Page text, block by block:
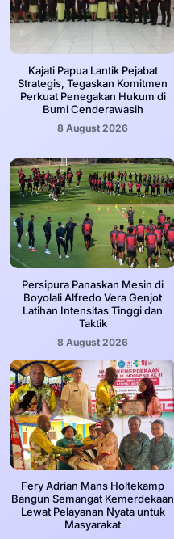
Kajati Papua Lantik Pejabat
Strategis, Tegaskan Komitmen
Perkuat Penegakan Hukum di
Bumi Cenderawasih
8 August 2026
Persipura Panaskan Mesin di
Boyolali Alfredo Vera Genjot
Latihan Intensitas Tinggi dan
Taktik
8 August 2026
Fery Adrian Mans Holtekamp
Bangun Semangat Kemerdekaan
Lewat Pelayanan Nyata untuk
Masyarakat